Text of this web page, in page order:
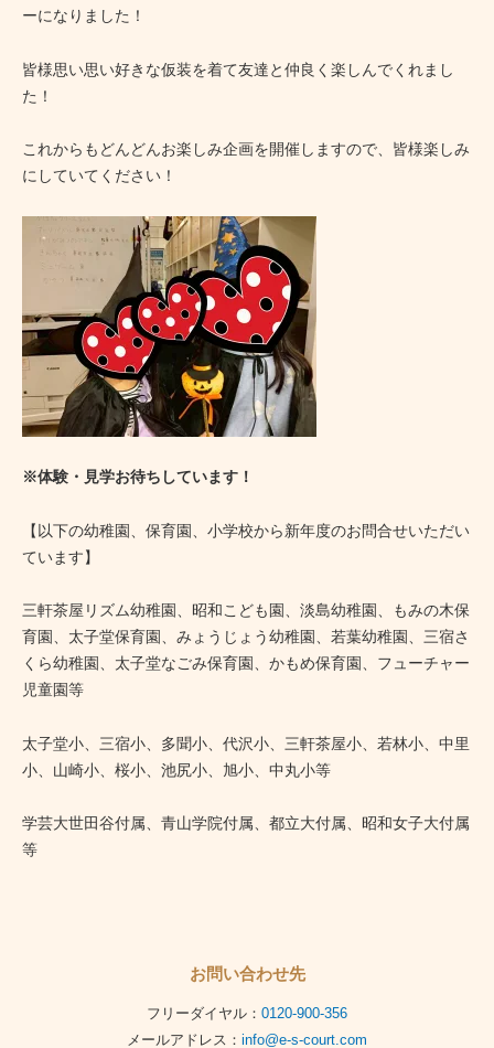
ーになりました！
皆様思い思い好きな仮装を着て友達と仲良く楽しんでくれまし
た！
これからもどんどんお楽しみ企画を開催しますので、皆様楽しみ
にしていてください！
※体験・見学お待ちしています！
【以下の幼稚園、保育園、小学校から新年度のお問合せいただい
ています】
三軒茶屋リズム幼稚園、昭和こども園、淡島幼稚園、もみの木保
育園、太子堂保育園、みょうじょう幼稚園、若葉幼稚園、三宿さ
くら幼稚園、太子堂なごみ保育園、かもめ保育園、フューチャー
児童園等
太子堂小、三宿小、多聞小、代沢小、三軒茶屋小、若林小、中里
小、山崎小、桜小、池尻小、旭小、中丸小等
学芸大世田谷付属、青山学院付属、都立大付属、昭和女子大付属
等
お問い合わせ先
フリーダイヤル： 0120-900-356
メールアドレス： info@e-s-court.com